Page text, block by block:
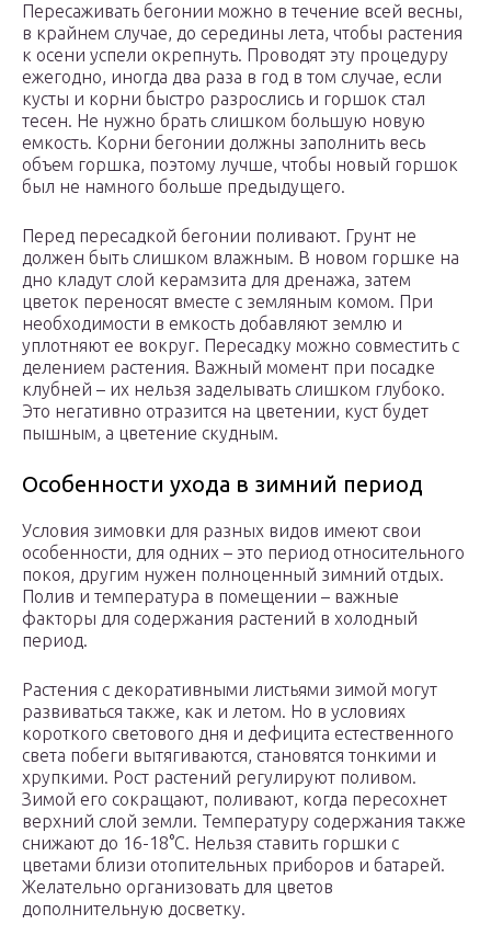
Пересаживать бегонии можно в течение всей весны,
в крайнем случае, до середины лета, чтобы растения
к осени успели окрепнуть. Проводят эту процедуру
ежегодно, иногда два раза в год в том случае, если
кусты и корни быстро разрослись и горшок стал
тесен. Не нужно брать слишком большую новую
емкость. Корни бегонии должны заполнить весь
объем горшка, поэтому лучше, чтобы новый горшок
был не намного больше предыдущего.
Перед пересадкой бегонии поливают. Грунт не
должен быть слишком влажным. В новом горшке на
дно кладут слой керамзита для дренажа, затем
цветок переносят вместе с земляным комом. При
необходимости в емкость добавляют землю и
уплотняют ее вокруг. Пересадку можно совместить с
делением растения. Важный момент при посадке
клубней – их нельзя заделывать слишком глубоко.
Это негативно отразится на цветении, куст будет
пышным, а цветение скудным.
Особенности ухода в зимний период
Условия зимовки для разных видов имеют свои
особенности, для одних – это период относительного
покоя, другим нужен полноценный зимний отдых.
Полив и температура в помещении – важные
факторы для содержания растений в холодный
период.
Растения с декоративными листьями зимой могут
развиваться также, как и летом. Но в условиях
короткого светового дня и дефицита естественного
света побеги вытягиваются, становятся тонкими и
хрупкими. Рост растений регулируют поливом.
Зимой его сокращают, поливают, когда пересохнет
верхний слой земли. Температуру содержания также
снижают до 16-18°C. Нельзя ставить горшки с
цветами близи отопительных приборов и батарей.
Желательно организовать для цветов
дополнительную досветку.